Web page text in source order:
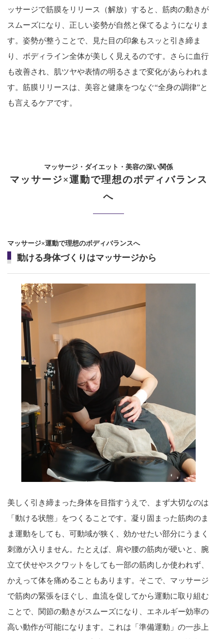
ッサージで筋膜をリリース（解放）すると、筋肉の動きが
スムーズになり、正しい姿勢が自然と保てるようになりま
す。姿勢が整うことで、見た目の印象もスッと引き締ま
り、ボディライン全体が美しく見えるのです。さらに血行
も改善され、肌ツヤや表情の明るさまで変化があらわれま
す。筋膜リリースは、美容と健康をつなぐ“全身の調律”と
も言えるケアです。
マッサージ・ダイエット・美容の深い関係
マッサージ×運動で理想のボディバランス
へ
マッサージ×運動で理想のボディバランスへ
動ける身体づくりはマッサージから
美しく引き締まった身体を目指すうえで、まず大切なのは
「動ける状態」をつくることです。凝り固まった筋肉のま
ま運動をしても、可動域が狭く、効かせたい部分にうまく
刺激が入りません。たとえば、肩や腰の筋肉が硬いと、腕
立て伏せやスクワットをしても一部の筋肉しか使われず、
かえって体を痛めることもあります。そこで、マッサージ
で筋肉の緊張をほぐし、血流を促してから運動に取り組む
ことで、関節の動きがスムーズになり、エネルギー効率の
高い動作が可能になります。これは「準備運動」の一歩上